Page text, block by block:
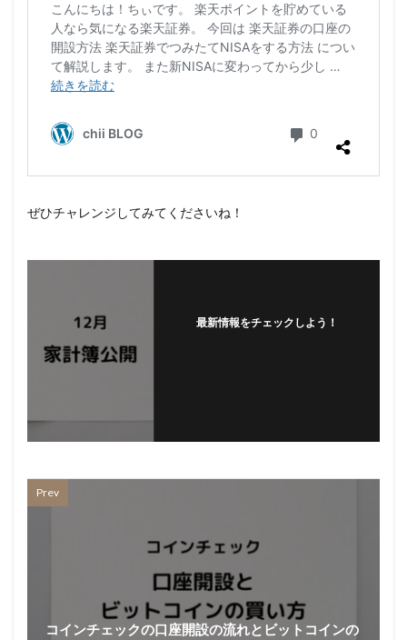
ぜひチャレンジしてみてくださいね！
最新情報をチェックしよう！
Prev
コインチェックの口座開設の流れとビットコインの